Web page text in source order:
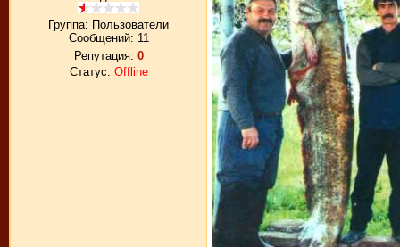
Группа: Пользователи
Сообщений: 11
Репутация: 0
Статус: Offline